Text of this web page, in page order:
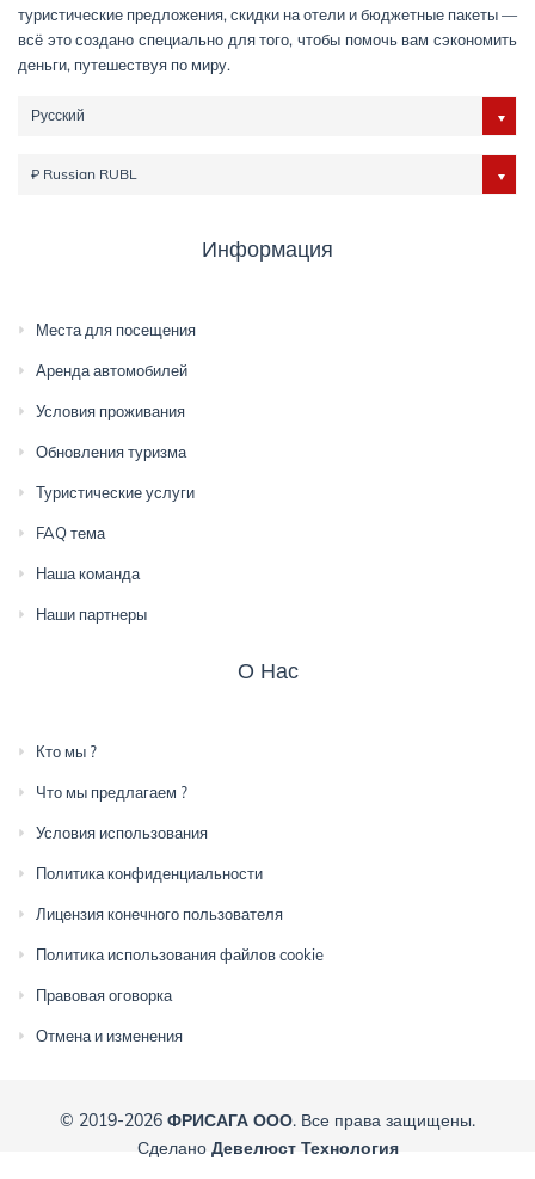
туристические предложения, скидки на отели и бюджетные пакеты —
всё это создано специально для того, чтобы помочь вам сэкономить
деньги, путешествуя по миру.
Русский
₽ Russian RUBL
Информация
Места для посещения
Аренда автомобилей
Условия проживания
Обновления туризма
Туристические услуги
FAQ тема
Наша команда
Наши партнеры
О Нас
Кто мы ?
Что мы предлагаем ?
Условия использования
Политика конфиденциальности
Лицензия конечного пользователя
Политика использования файлов cookie
Правовая оговорка
Отмена и изменения
© 2019-2026 ФРИСАГА ООО. Все права защищены.
Сделано Девелюст Технология